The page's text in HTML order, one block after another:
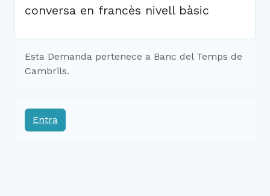
conversa en francès nivell bàsic
Esta Demanda pertenece a Banc del Temps de
Cambrils.
Entra